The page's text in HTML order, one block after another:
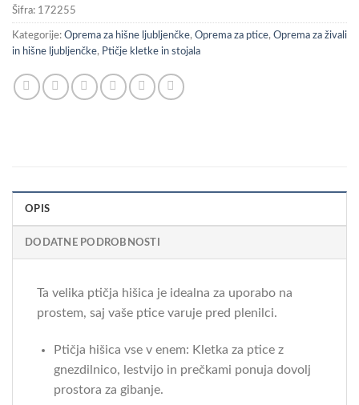
Šifra: 172255
Kategorije: Oprema za hišne ljubljenčke, Oprema za ptice, Oprema za živali
in hišne ljubljenčke, Ptičje kletke in stojala
OPIS
DODATNE PODROBNOSTI
Ta velika ptičja hišica je idealna za uporabo na
prostem, saj vaše ptice varuje pred plenilci.
Ptičja hišica vse v enem: Kletka za ptice z
gnezdilnico, lestvijo in prečkami ponuja dovolj
prostora za gibanje.